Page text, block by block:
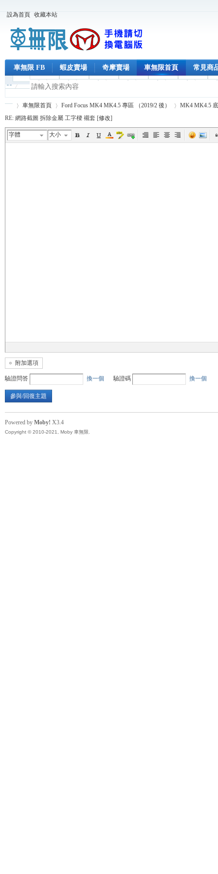
設為首頁 收藏本站
車無限 FB 蝦皮賣場 奇摩賣場 車無限首頁 常見商
限
車無限首頁 Ford Focus MK4 MK4.5 專區 （2019/2 後）
MK4 MK4.5
RE: 網路截圖 拆除金屬 工字樑 襯套 [修改]
字體 大小
附加選項
驗證問答 換一個 驗證碼 換一個
參與/回復主題
Powered by Moby! X3.4
Copyright © 2010-2021, Moby 車無限.